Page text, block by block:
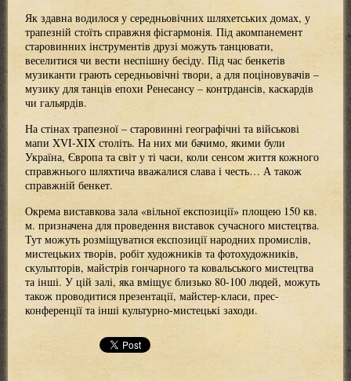
Як здавна водилося у середньовічних шляхетських домах, у
трапезній стоїть справжня фісгармонія. Під акомпанемент
старовинних інструментів друзі можуть танцювати,
веселитися чи вести неспішну бесіду. Під час бенкетів
музиканти грають середньовічні твори, а для поціновувачів –
музику для танців епохи Ренесансу – контрдансів, каскардів
чи гальярдів.
На стінах трапезної – старовинні географічні та військові
мапи XVI-XIX століть. На них ми бачимо, якими були
Україна, Європа та світ у ті часи, коли сенсом життя кожного
справжнього шляхтича вважалися слава і честь… А також
справжній бенкет.
Окрема виставкова зала «вільної експозиції» площею 150 кв.
м. призначена для проведення виставок сучасного мистецтва.
Тут можуть розміщуватися експозиції народних промислів,
мистецьких творів, робіт художників та фотохудожників,
скульпторів, майстрів гончарного та ковальського мистецтва
та інші. У цій залі, яка вміщує близько 80-100 людей, можуть
також проводитися презентації, майстер-класи, прес-
конференції та інші культурно-мистецькі заходи.